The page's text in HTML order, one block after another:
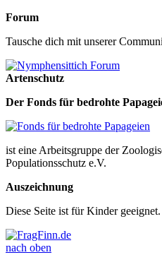
Forum
Tausche dich mit unserer
Artenschutz
Der Fonds für bedrohte
ist eine Arbeitsgruppe der
Populationsschutz e.V.
Auszeichnung
Diese Seite ist für Kinder
nach oben